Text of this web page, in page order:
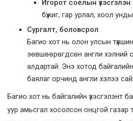
Игорот соёлын үзэсгэлэн
бүжиг, гар урлал, хоол
Сургалт, боловсрол
Багио хот нь олон улсын
зөвшөөрөгдсөн англи хэлний
алдартай. Энэ хотод
баялаг орчинд англи хэлээ
Багио хот нь байгалийн үзэсгэлэнт
уур амьсгал хосолсон онцгой газар